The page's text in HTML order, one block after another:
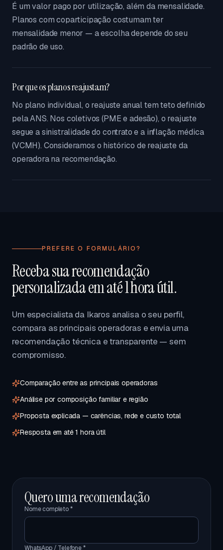
É um valor pago por utilização, além da mensalidade.
Planos com coparticipação costumam ter
mensalidade menor — a escolha depende do seu
padrão de uso.
Por que os planos reajustam?
No plano individual, o reajuste anual tem teto definido
pela ANS. Nos coletivos (PME e adesão), o reajuste
segue a sinistralidade do contrato e a inflação médica
(VCMH). Consideramos o histórico de reajuste da
operadora na recomendação.
PREFERE O FORMULÁRIO?
Receba sua recomendação
personalizada em até 1 hora útil.
Um especialista da Ikaros analisa o seu perfil,
compara as principais operadoras e envia uma
recomendação técnica e transparente — sem
compromisso.
Comparação entre as principais operadoras
Análise por composição familiar e região
Proposta explicada — carências, rede e custo total
Resposta em até 1 hora útil
Quero uma recomendação
Nome completo *
WhatsApp / Telefone *